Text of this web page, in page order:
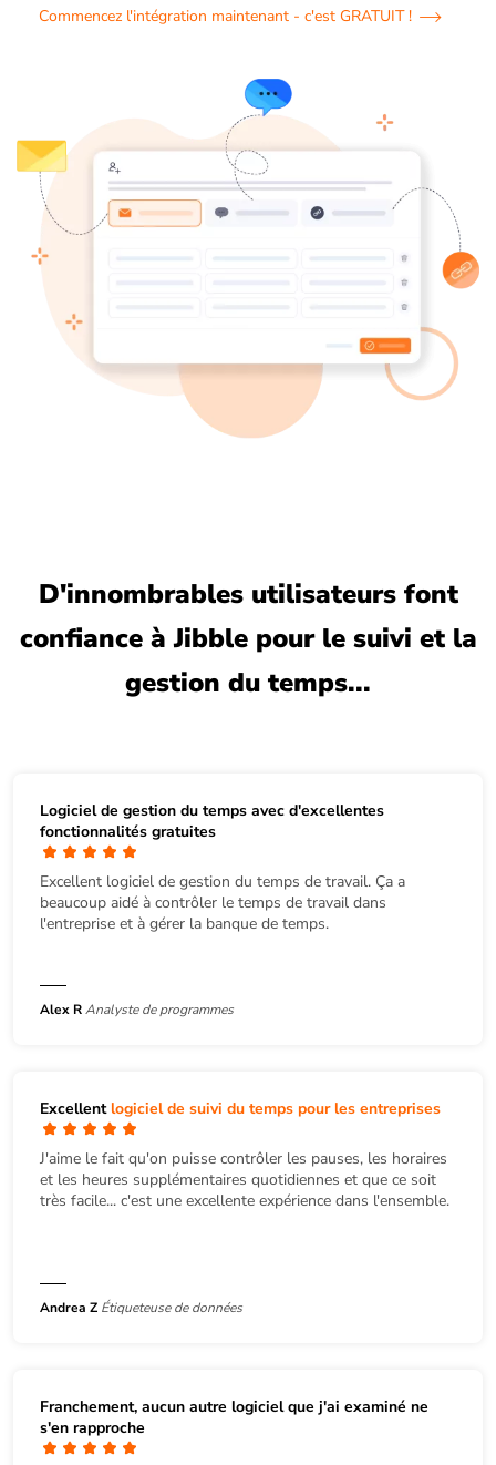
Commencez l'intégration maintenant - c'est GRATUIT !
D'innombrables utilisateurs font
confiance à Jibble pour le suivi et la
gestion du temps...
Logiciel de gestion du temps avec d'excellentes
fonctionnalités gratuites
Excellent logiciel de gestion du temps de travail. Ça a
beaucoup aidé à contrôler le temps de travail dans
l'entreprise et à gérer la banque de temps.
Alex RAnalyste de programmes
Excellentlogiciel de suivi du temps pour les entreprises
J'aime le fait qu'on puisse contrôler les pauses, les horaires
et les heures supplémentaires quotidiennes et que ce soit
très facile... c'est une excellente expérience dans l'ensemble.
Andrea Z Étiqueteuse de données
Franchement, aucun autre logiciel que j'ai examiné ne
s'en rapproche